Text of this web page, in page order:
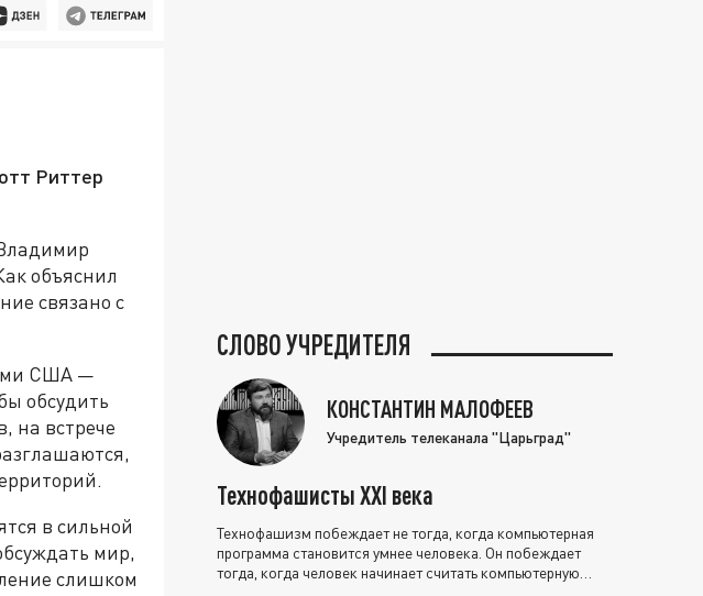
Риттер
объяснил
связано с
США —
обсудить
на встрече
в сильной
мир,
слишком
СЛОВО УЧРЕДИТЕЛЯ
КОНСТАНТИН МАЛОФЕЕВ
Учредитель телеканала "Царьград"
Технофашисты XXI века
Технофашизм побеждает не тогда, когда компьютерная
программа становится умнее человека. Он побеждает
тогда, когда человек начинает считать компьютерную